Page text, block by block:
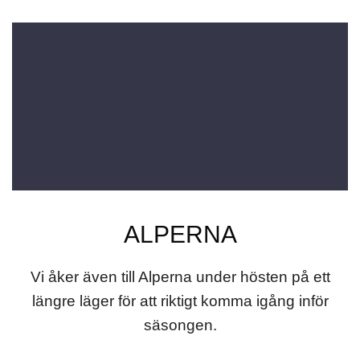
ALPERNA
Vi åker även till Alperna under hösten på ett
längre läger för att riktigt komma igång inför
säsongen.